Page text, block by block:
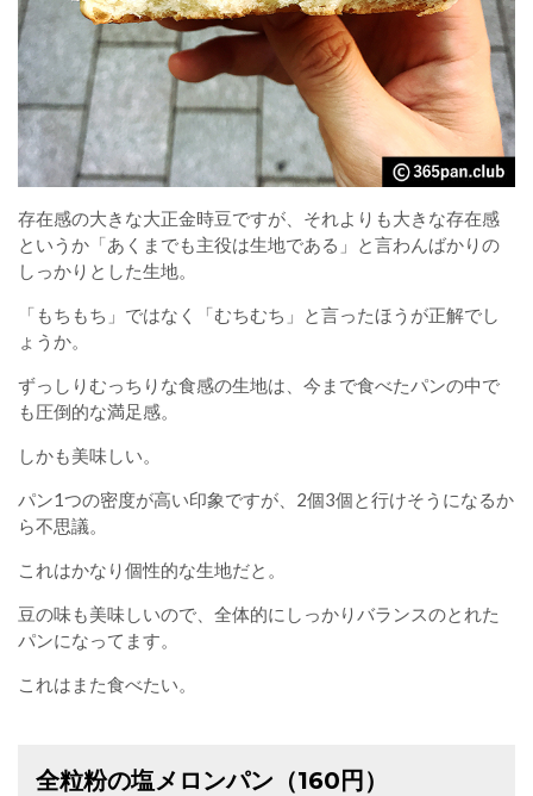
存在感の大きな大正金時豆ですが、それよりも大きな存在感
というか「あくまでも主役は生地である」と言わんばかりの
しっかりとした生地。
「もちもち」ではなく「むちむち」と言ったほうが正解でし
ょうか。
ずっしりむっちりな食感の生地は、今まで食べたパンの中で
も圧倒的な満足感。
しかも美味しい。
パン1つの密度が高い印象ですが、2個3個と行けそうになるか
ら不思議。
これはかなり個性的な生地だと。
豆の味も美味しいので、全体的にしっかりバランスのとれた
パンになってます。
これはまた食べたい。
全粒粉の塩メロンパン（160円）